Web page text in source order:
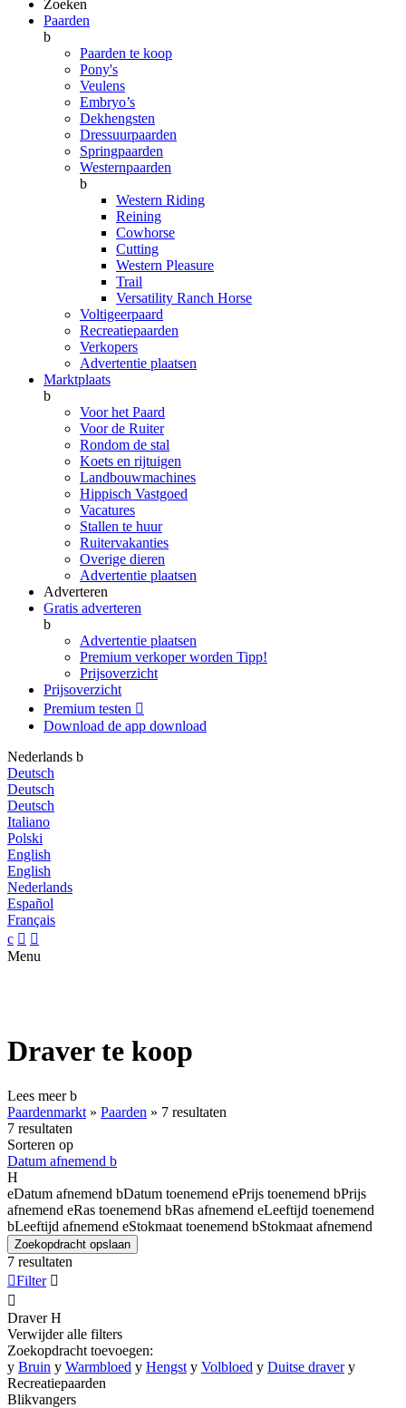
Zoeken
Paarden
b
Paarden te koop
Pony's
Veulens
Embryo’s
Dekhengsten
Dressuurpaarden
Springpaarden
Westernpaarden
b
Western Riding
Reining
Cowhorse
Cutting
Western Pleasure
Trail
Versatility Ranch Horse
Voltigeerpaard
Recreatiepaarden
Verkopers
Advertentie plaatsen
Marktplaats
b
Voor het Paard
Voor de Ruiter
Rondom de stal
Koets en rijtuigen
Landbouwmachines
Hippisch Vastgoed
Vacatures
Stallen te huur
Ruitervakanties
Overige dieren
Advertentie plaatsen
Adverteren
Gratis adverteren
b
Advertentie plaatsen
Premium verkoper worden Tipp!
Prijsoverzicht
Prijsoverzicht
Premium testen 
Download de app download
Nederlands b
Deutsch
Deutsch
Deutsch
Italiano
Polski
English
English
Nederlands
Español
Français
c  
Menu
Draver te koop
Lees meerb
Paardenmarkt » Paarden » 7 resultaten
7 resultaten
Sorteren op
Datum afnemend b
H
eDatum afnemend bDatum toenemend ePrijs toenemend bPrijs
afnemend eRas toenemend bRas afnemend eLeeftijd toenemend
bLeeftijd afnemend eStokmaat toenemend bStokmaat afnemend
Zoekopdracht opslaan
7 resultaten
Filter 

Draver H
Verwijder alle filters
Zoekopdracht toevoegen:
y Bruin y Warmbloed y Hengst y Volbloed y Duitse draver y
Recreatiepaarden
Blikvangers